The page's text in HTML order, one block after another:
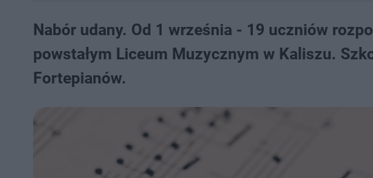
Nabór udany. Od 1 września - 19 uczniów
powstałym Liceum Muzycznym w Kaliszu.
Fortepianów.